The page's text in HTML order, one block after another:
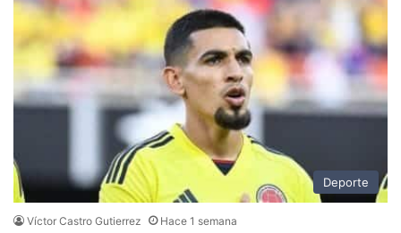
Deporte
Víctor Castro Gutierrez Hace 1 semana